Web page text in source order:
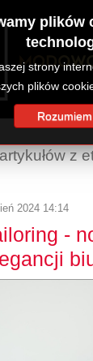
z
2024 14:14
-
plików
strony
plików
Rozumiem